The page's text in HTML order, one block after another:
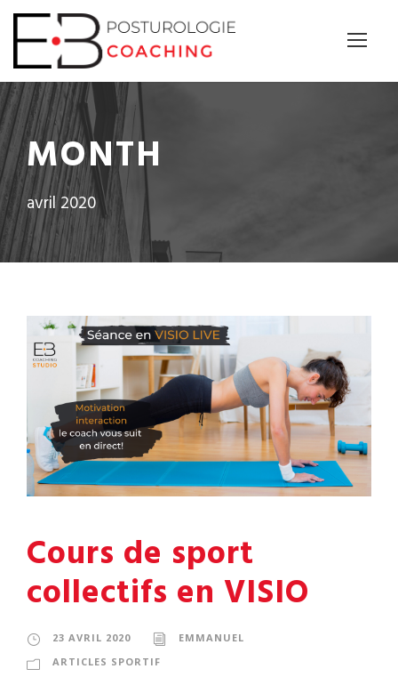
MONTH
avril 2020
Cours de sport
collectifs en VISIO
23 AVRIL 2020
EMMANUEL
ARTICLES SPORTIF
Panneau de gestion des cookies